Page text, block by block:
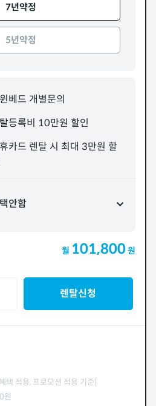
7년약정
5년약정
베드 개별문의
등록비 10만원 할인
카드 렌탈 시 최대 3만원 할
안함
월 101,800원
렌탈신청
택 적용, 프로모션 적용 기준)
원